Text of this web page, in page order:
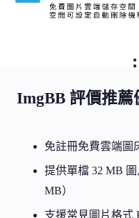
ImgBB 評價推薦
免註冊免費雲端圖
提供單檔 32 MB
MB）
支援常見圖片格式